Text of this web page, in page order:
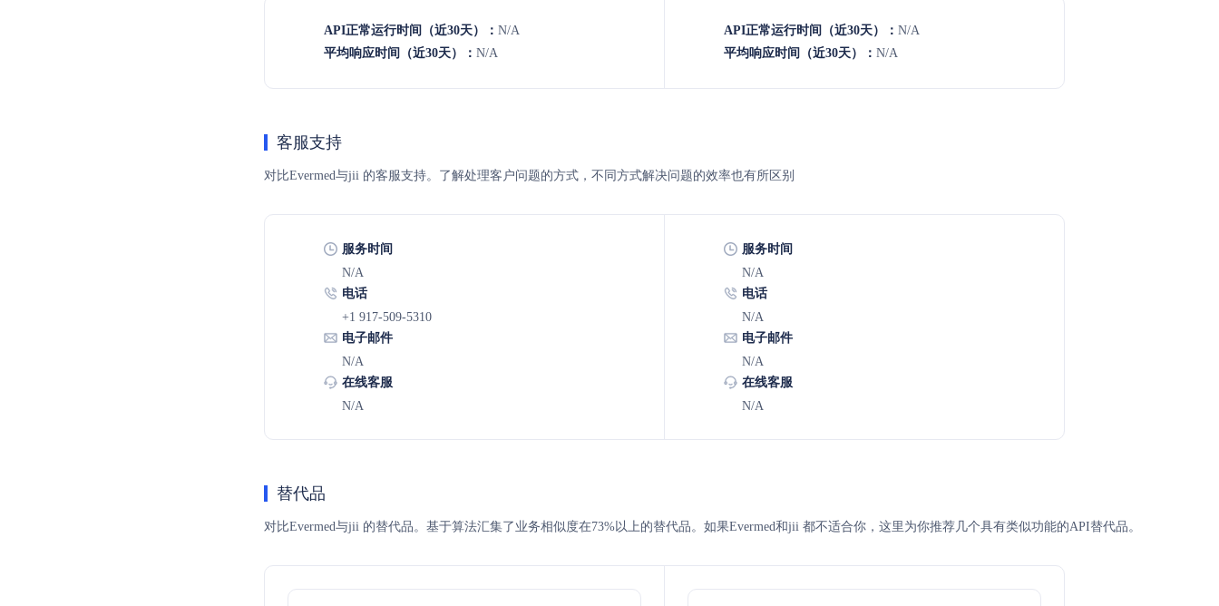
API正常运行时间（近30天）： N/A
平均响应时间（近30天）： N/A
API正常运行时间（近30天）： N/A
平均响应时间（近30天）： N/A
客服支持
对比Evermed与jii 的客服支持。了解处理客户问题的方式，不同方式解决问题的效率也有所区别
服务时间
N/A
电话
+1 917-509-5310
电子邮件
N/A
在线客服
N/A
服务时间
N/A
电话
N/A
电子邮件
N/A
在线客服
N/A
替代品
对比Evermed与jii 的替代品。基于算法汇集了业务相似度在73%以上的替代品。如果Evermed和jii 都不适合你，这里为你推荐几个具有类似功能的API替代品。